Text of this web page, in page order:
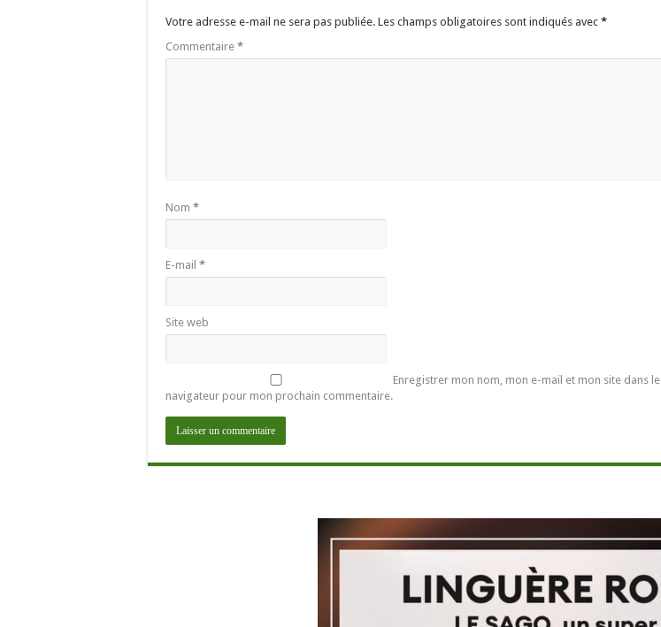
Votre adresse e-mail ne sera pas publiée. Les champs obligatoires sont indiqués avec *
Commentaire *
Nom *
E-mail *
Site web
Enregistrer mon nom, mon e-mail et mon site dans le
navigateur pour mon prochain commentaire.